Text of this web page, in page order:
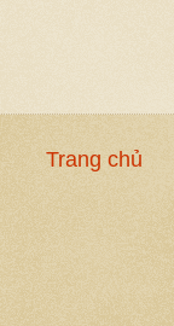
Trang chủ